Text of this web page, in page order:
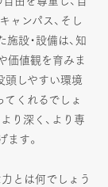
ャンパス、そし
設・設備は、知
価値観を育みま
頭しやすい環境
てくれるでしょ
り深く、より専
す。
とは何でしょう